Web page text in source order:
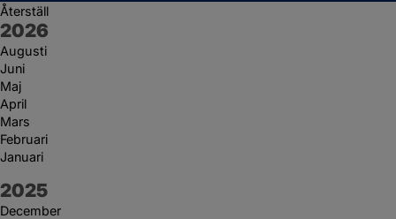
Återställ
År:
2026
Augusti
Juni
Maj
April
Mars
Februari
Januari
År:
2025
December